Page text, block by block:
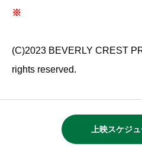
※
(C)2023 BEVERLY CREST
rights reserved.
上映スケジ